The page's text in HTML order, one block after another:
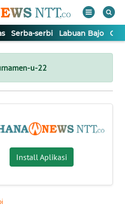
Serba-serbi Labuan Bajo
u-22
Install Aplikasi